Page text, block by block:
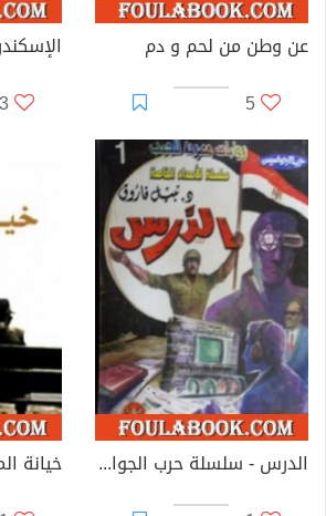
عن وطن من لحم و دم
5
3
الدرس - سلسلة حرب الجواسيس